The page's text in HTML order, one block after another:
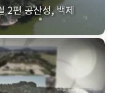
2편 공산성, 백제